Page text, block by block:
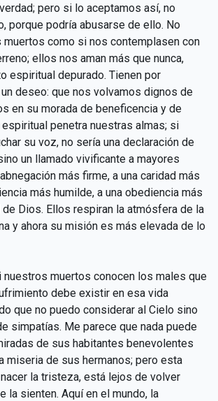
pero si lo aceptamos así, no
porque podría abusarse de ello. No
como si nos contemplasen con
ellos nos aman más que nunca,
espiritual depurado. Tienen por
deseo: que nos volvamos dignos de
en su morada de beneficencia y de
penetra nuestras almas; si
su voz, no sería una declaración de
un llamado vivificante a mayores
más firme, a una caridad más
más humilde, a una obediencia más
Dios. Ellos respiran la atmósfera de la
y ahora su misión es más elevada de lo
muertos conocen los males que
debe existir en esa vida
que no puedo considerar al Cielo sino
simpatías. Me parece que nada puede
de sus habitantes benevolentes
miseria de sus hermanos; pero esta
la tristeza, está lejos de volver
la sienten. Aquí en el mundo, la